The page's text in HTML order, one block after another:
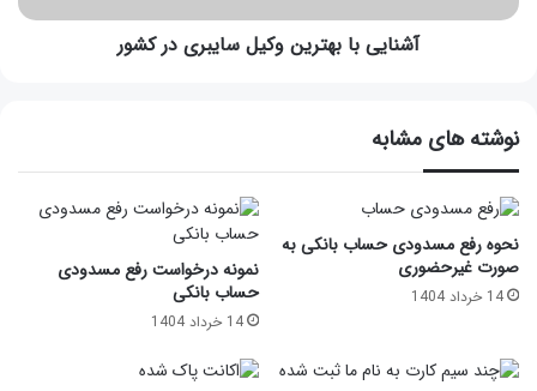
آشنایی با بهترین وکیل سایبری در کشور
نوشته های مشابه
نحوه رفع مسدودی حساب بانکی به
صورت غیرحضوری
14 خرداد 1404
نمونه درخواست رفع مسدودی
حساب بانکی
14 خرداد 1404